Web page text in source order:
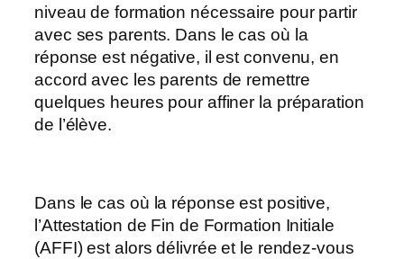
niveau de formation nécessaire pour partir
avec ses parents. Dans le cas où la
réponse est négative, il est convenu, en
accord avec les parents de remettre
quelques heures pour affiner la préparation
de l’élève.
Dans le cas où la réponse est positive,
l’Attestation de Fin de Formation Initiale
(AFFI) est alors délivrée et le rendez-vous